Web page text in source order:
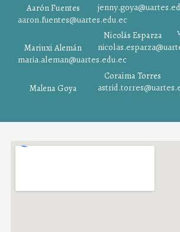
Aarón Fuentes
aaron.fuentes@uartes.edu.ec
Mariuxi Alemán
maria.aleman@uartes.edu.ec
Malena Goya
Nicolás Esparza
Coraima Torres